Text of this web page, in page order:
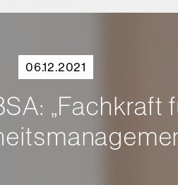
06.12.2021
„Fachkraft